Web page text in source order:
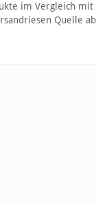
im Vergleich
Quelle